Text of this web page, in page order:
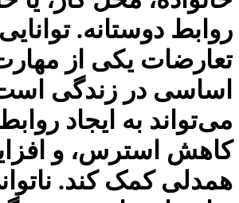
روابط دوستانه.
تعارضات یکی از
اساسی در زندگی
می‌تواند به ایجاد
کاهش استرس، و
همدلی کمک کند.